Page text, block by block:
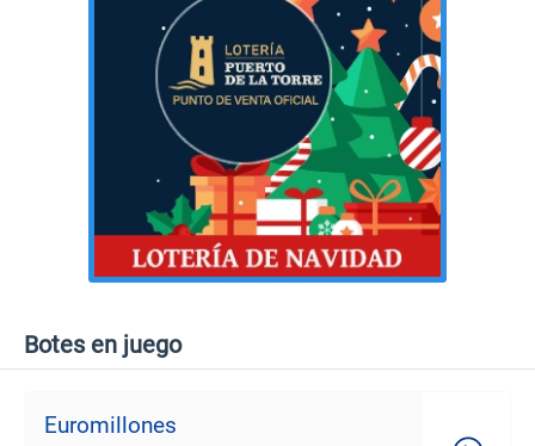
Botes en juego
Euromillones